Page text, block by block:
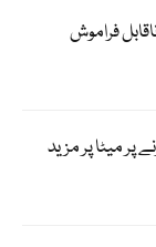
فراموش
پر میٹا پر مزید